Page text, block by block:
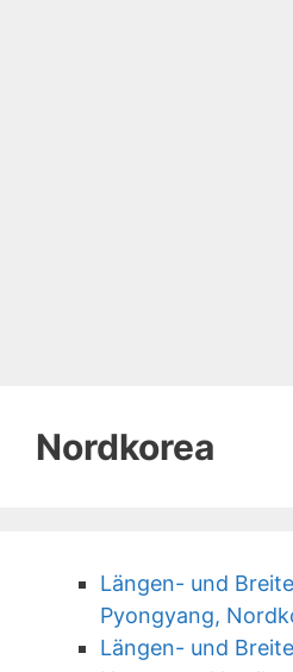
Nordkorea
Längen- und
Pyongyang,
Längen- und